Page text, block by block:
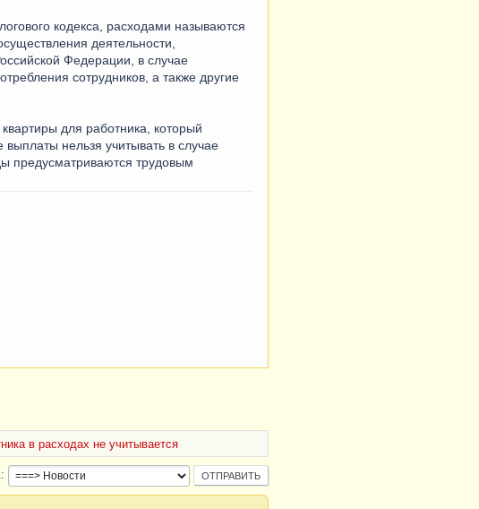
кодекса, расходами называются
деятельности,
Федерации, в случае
сотрудников, а также другие
для работника, который
нельзя учитывать в случае
предусматриваются трудовым
в расходах не учитывается